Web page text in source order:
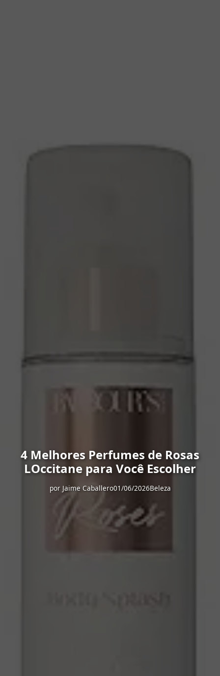
4 Melhores Perfumes de Rosas
LOccitane para Você Escolher
por Jaime Caballero01/06/2026Beleza